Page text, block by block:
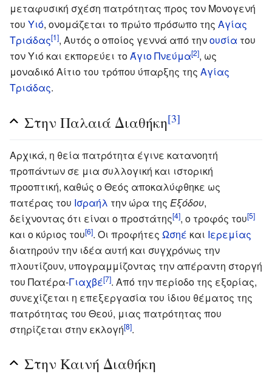
μεταφυσική σχέση πατρότητας προς τον Μονογενή
του Υιό, ονομάζεται το πρώτο πρόσωπο της Αγίας
Τριάδας[1], Αυτός ο οποίος γεννά από τηνουσία του
τον Υιό και εκπορεύει τοΆγιο Πνεύμα[2], ως
μοναδικό Αίτιο του τρόπου ύπαρξης της Αγίας
Τριάδας.
Στην Παλαιά Διαθήκη[3]
Αρχικά, η θεία πατρότητα έγινε κατανοητή
προπάντων σε μια συλλογική και ιστορική
προοπτική, καθώς ο Θεός αποκαλύφθηκε ως
πατέρας του Ισραήλ την ώρα της Εξόδου,
δείχνοντας ότι είναι ο προστάτης[4], ο τροφός του[5]
και ο κύριος του[6]. Οι προφήτες Ωσηέ και Ιερεμίας
διατηρούν την ιδέα αυτή και συγχρόνως την
πλουτίζουν, υπογραμμίζοντας την απέραντη στοργή
του Πατέρα-Γιαχβέ[7]. Από την περίοδο της εξορίας,
συνεχίζεται η επεξεργασία του ίδιου θέματος της
πατρότητας του Θεού, μιας πατρότητας που
στηρίζεται στην εκλογή[8].
Στην Καινή Διαθήκη